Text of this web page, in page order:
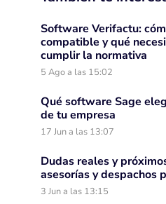
Software Verifactu:
compatible y qué
cumplir la normativa
5 Ago a las 15:02
Qué software Sage
de tu empresa
17 Jun a las 13:07
Dudas reales y
asesorías y despachos
3 Jun a las 13:15